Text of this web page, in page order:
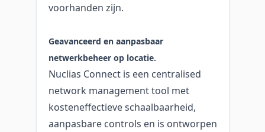
voorhanden zijn.
Geavanceerd en aanpasbaar
netwerkbeheer op locatie.
Nuclias Connect is een centralised
network management tool met
kosteneffectieve schaalbaarheid,
aanpasbare controls en is ontworpen